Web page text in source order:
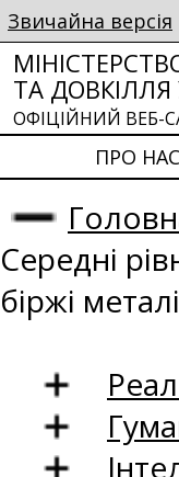
Звичайна версія
ТА ДОВКІЛЛЯ
ОФІЦІЙНИЙ ВЕБ-
ПРО НАС
Середні
біржі